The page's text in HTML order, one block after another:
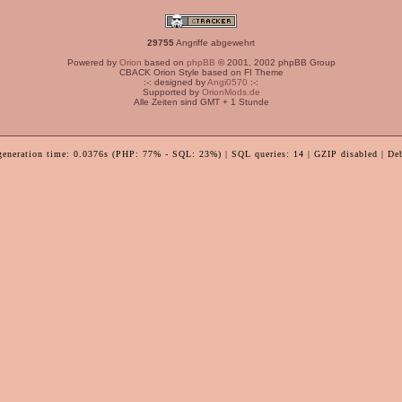
29755Angriffe abgewehrt
Powered by Orion based on phpBB © 2001, 2002 phpBB Group
CBACK Orion Style based on FI Theme
:-: designed byAngi0570 :-:
Supported by OrionMods.de
Alle Zeiten sind GMT + 1 Stunde
time: 0.0376s (PHP: 77% - SQL: 23%) | SQL queries: 14 | GZIP disabled |